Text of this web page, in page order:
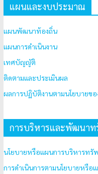
แผนและงบประมาณ
แผนพัฒนาท้องถิ่น
แผนการดำเนินงาน
เทศบัญญัติ
ติดตามและประเมินผล
ผลการปฏิบัติงานตามนโยบายข
การบริหารและพัฒนาท
นโยบายหรือแผนการบริหารทรั
การดำเนินการตามนโยบายหรื